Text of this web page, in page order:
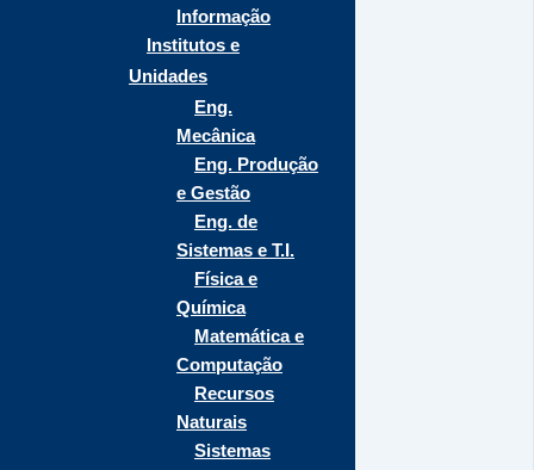
Informação
Institutos e
Unidades
Eng.
Mecânica
Eng. Produção
e Gestão
Eng. de
Sistemas e T.I.
Física e
Química
Matemática e
Computação
Recursos
Naturais
Sistemas